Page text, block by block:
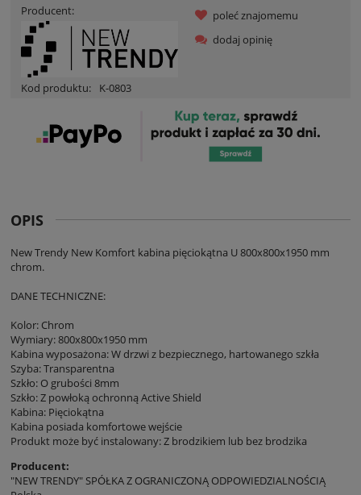
Producent:
Kod produktu: K-0803
poleć znajomemu
dodaj opinię
OPIS
New Trendy New Komfort kabina pięciokątna U 800x800x1950 mm
chrom.
DANE TECHNICZNE:
Kolor: Chrom
Wymiary: 800x800x1950 mm
Kabina wyposażona: W drzwi z bezpiecznego, hartowanego szkła
Szyba: Transparentna
Szkło: O grubości 8mm
Szkło: Z powłoką ochronną Active Shield
Kabina: Pięciokątna
Kabina posiada komfortowe wejście
Produkt może być instalowany: Z brodzikiem lub bez brodzika
Producent:
"NEW TRENDY" SPÓŁKA Z OGRANICZONĄ ODPOWIEDZIALNOŚCIĄ